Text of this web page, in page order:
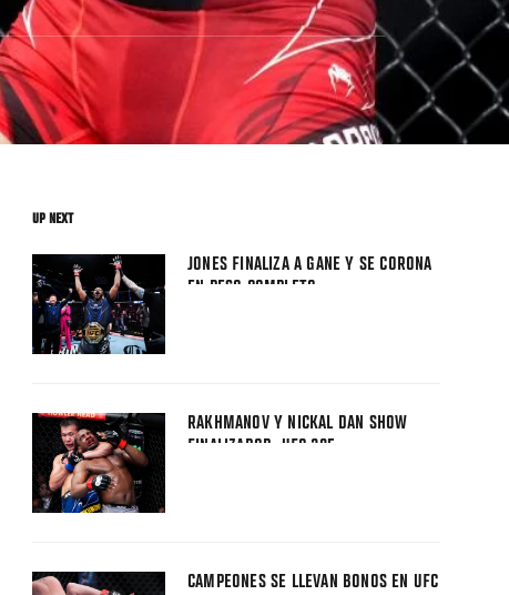
UP NEXT
JONES FINALIZA A GANE Y SE CORONA
EN PESO COMPLETO
RAKHMANOV Y NICKAL DAN SHOW
FINALIZADOR: UFC 285
CAMPEONES SE LLEVAN BONOS EN UFC